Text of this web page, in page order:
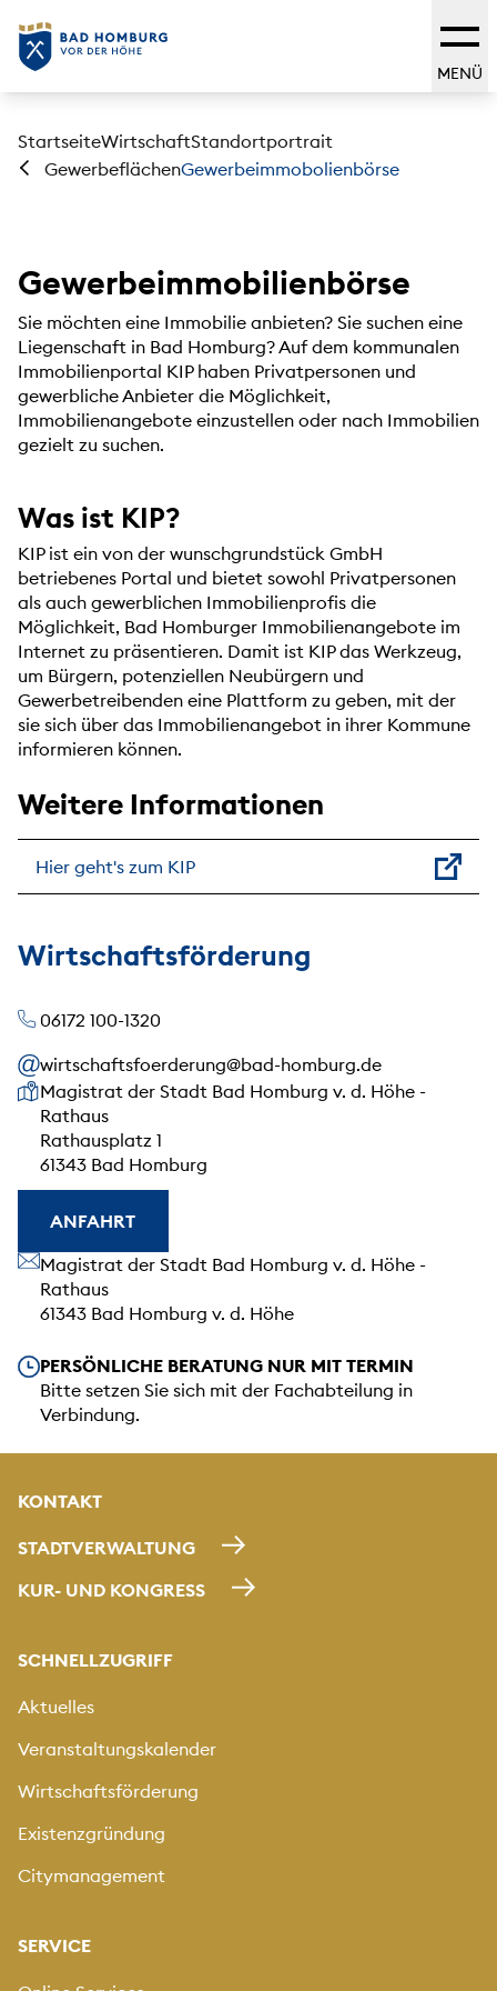
MENÜ
StartseiteWirtschaftStandortportrait
GewerbeflächenGewerbeimmobolienbörse
Gewerbeimmobilienbörse
Sie möchten eine Immobilie anbieten? Sie suchen eine
Liegenschaft in Bad Homburg? Auf dem kommunalen
Immobilienportal KIP haben Privatpersonen und
gewerbliche Anbieter die Möglichkeit,
Immobilienangebote einzustellen oder nach Immobilien
gezielt zu suchen.
Was ist KIP?
KIP ist ein von der wunschgrundstück GmbH
betriebenes Portal und bietet sowohl Privatpersonen
als auch gewerblichen Immobilienprofis die
Möglichkeit, Bad Homburger Immobilienangebote im
Internet zu präsentieren. Damit ist KIP das Werkzeug,
um Bürgern, potenziellen Neubürgern und
Gewerbetreibenden eine Plattform zu geben, mit der
sie sich über das Immobilienangebot in ihrer Kommune
informieren können.
Weitere Informationen
Hier geht's zum KIP
Wirtschaftsförderung
06172 100-1320
wirtschaftsfoerderung@bad-homburg.de
Unsere Anschrift
Magistrat der Stadt Bad Homburg v. d. Höhe -
Rathaus
Rathausplatz 1
61343 Bad Homburg
ANFAHRT
Unsere Anschrift
Magistrat der Stadt Bad Homburg v. d. Höhe -
Rathaus
61343 Bad Homburg v. d. Höhe
Unsere Öffnungszeiten
PERSÖNLICHE BERATUNG NUR MIT TERMIN
Bitte setzen Sie sich mit der Fachabteilung in
Verbindung.
KONTAKT
STADTVERWALTUNG
KUR- UND KONGRESS
SCHNELLZUGRIFF
Aktuelles
Veranstaltungskalender
Wirtschaftsförderung
Existenzgründung
Citymanagement
SERVICE